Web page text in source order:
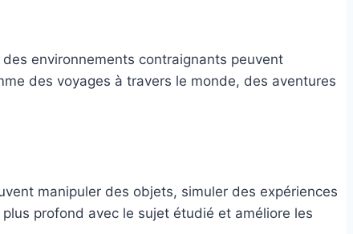
environnements contraignants peuvent
des voyages à travers le monde, des aventures
manipuler des objets, simuler des expériences
profond avec le sujet étudié et améliore les